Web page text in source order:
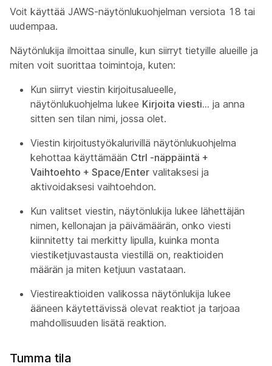
Voit käyttää JAWS-näytönlukuohjelman versiota 18 tai
uudempaa.
Näytönlukija ilmoittaa sinulle, kun siirryt tietyille alueille ja
miten voit suorittaa toimintoja, kuten:
Kun siirryt viestin kirjoitusalueelle,
näytönlukuohjelma lukee Kirjoita viesti… ja anna
sitten sen tilan nimi, jossa olet.
Viestin kirjoitustyökalurivillä näytönlukuohjelma
kehottaa käyttämään Ctrl -näppäintä +
Vaihtoehto + Space/Enter valitaksesi ja
aktivoidaksesi vaihtoehdon.
Kun valitset viestin, näytönlukija lukee lähettäjän
nimen, kellonajan ja päivämäärän, onko viesti
kiinnitetty tai merkitty lipulla, kuinka monta
viestiketjuvastausta viestillä on, reaktioiden
määrän ja miten ketjuun vastataan.
Viestireaktioiden valikossa näytönlukija lukee
ääneen käytettävissä olevat reaktiot ja tarjoaa
mahdollisuuden lisätä reaktion.
Tumma tila